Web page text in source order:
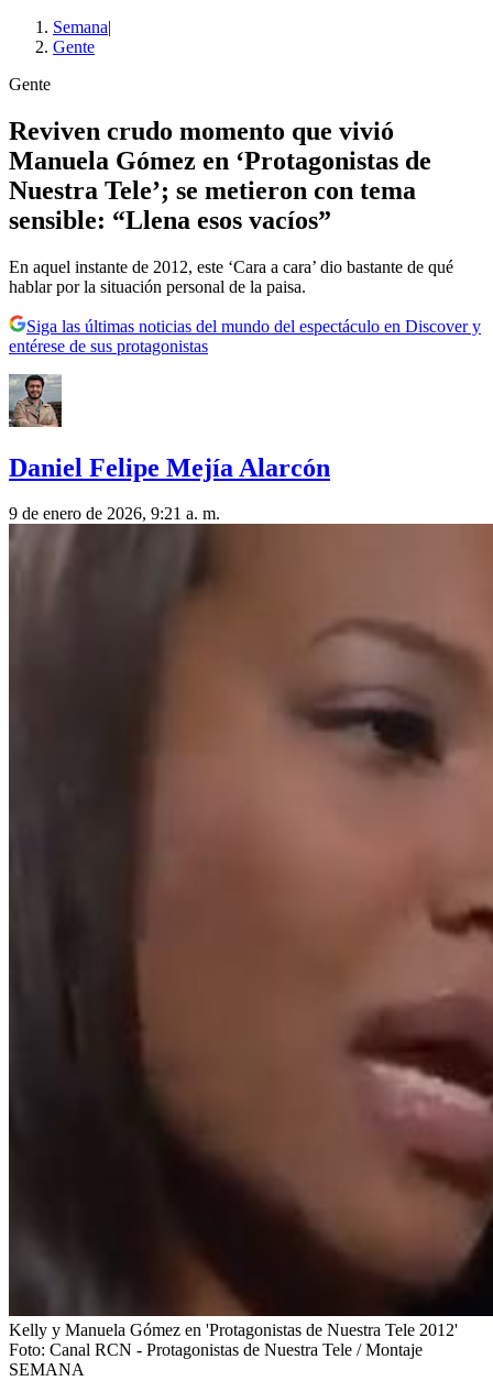
Semana|
Gente
Gente
Reviven crudo momento que vivió
Manuela Gómez en ‘Protagonistas de
Nuestra Tele’; se metieron con tema
sensible: “Llena esos vacíos”
En aquel instante de 2012, este ‘Cara a cara’ dio bastante de qué
hablar por la situación personal de la paisa.
Siga las últimas noticias del mundo del espectáculo en Discover y
entérese de sus protagonistas
Daniel Felipe Mejía Alarcón
9 de enero de 2026, 9:21 a. m.
Kelly y Manuela Gómez en 'Protagonistas de Nuestra Tele 2012'
Foto: Canal RCN - Protagonistas de Nuestra Tele / Montaje
SEMANA